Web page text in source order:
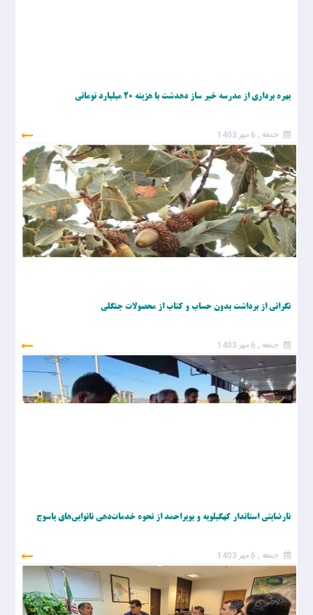
بهره برداری از مدرسه خیر ساز دهدشت با هزینه ۲٠ میلیارد تومانی
جمعه , 6 مهر 1403
نگرانی از برداشت بدون حساب و کتاب از محصولات جنگلی
جمعه , 6 مهر 1403
نارضایتی استاندار کهگیلویه و بویراحمد از نحوه خدمات‌دهی نانوایی‌های یاسوج
جمعه , 6 مهر 1403